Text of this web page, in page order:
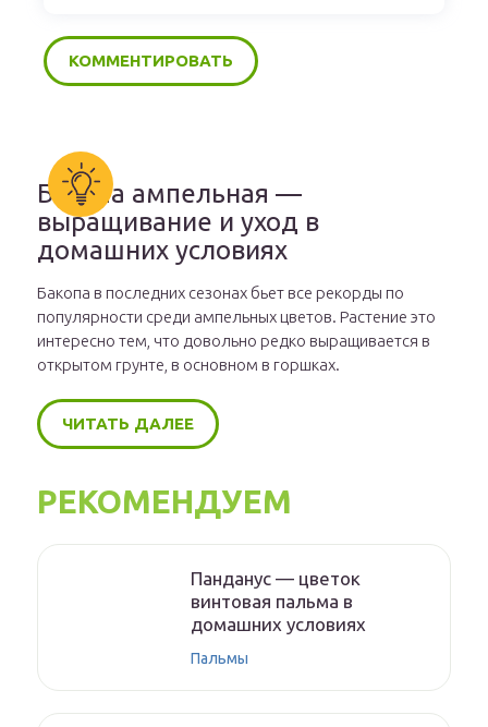
Бакопа ампельная —
выращивание и уход в
домашних условиях
Бакопа в последних сезонах бьет все рекорды по
популярности среди ампельных цветов. Растение это
интересно тем, что довольно редко выращивается в
открытом грунте, в основном в горшках.
ЧИТАТЬ ДАЛЕЕ
РЕКОМЕНДУЕМ
Панданус — цветок
винтовая пальма в
домашних условиях
Пальмы